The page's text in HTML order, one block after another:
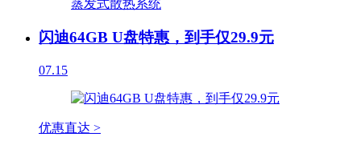
闪迪64GB U盘特惠，到手仅29.9元
07.15
优惠直达 >